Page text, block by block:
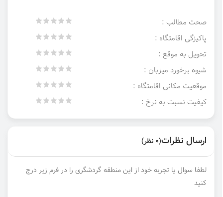
صحت مطالب :
پاکیزگی اقامتگاه :
تحویل به موقع :
شیوه برخورد میزبان :
موقعیت مکانی اقامتگاه :
کیفیت نسبت به نرخ :
ارسال نظرات(0 نظر)
لطفا سوال یا تجربه خود از این منطقه گردشگری را در فرم زیر درج
کنید